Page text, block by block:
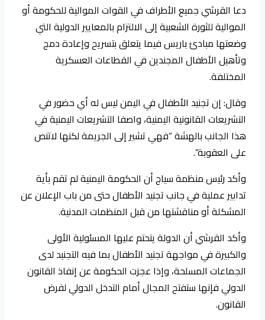
دعا القرشي جميع الأطراف في القوات الموالية للحكومة أو
الموالية للثورة الشعبية إلى الالتزام بالمعايير الدولية التي
وضعتها مبادئ باريس فيما يتعلق بتسريح وإعادة دمج
وتأهيل الأطفال المجندين في القطاعات العسكرية
المختلفة.
وقال: إن تجنيد الأطفال في اليمن ليس له أي حضور في
التشريعات القانونية اليمنية، واصفا التشريعات اليمنية في
هذا الجانب بالهشة “فهي تشير إلى الجريمة لكنها لاتنص
على العقوبة”.
وأكد رئيس منظمة سياج أن الحكومة اليمنية لم تقم بأية
تدابير عملية في جانب تجنيد الأطفال حتى من باب الإعلان عن
المشكلة أو مناقشتها من قبل المنظمات المدنية.
وأكد القرشي أن الدولة يتحتم عليها المسئولية الأولى
والكبيرة في مواجهة تجنيد الأطفال بما فيه التجنيد لدى
الجماعات المسلحة، وإذا عجزت الحكومة عن إنفاذ القانون
الدولي فإنها ستفتح المجال أمام التدخل الدولي لفرض
القانون.